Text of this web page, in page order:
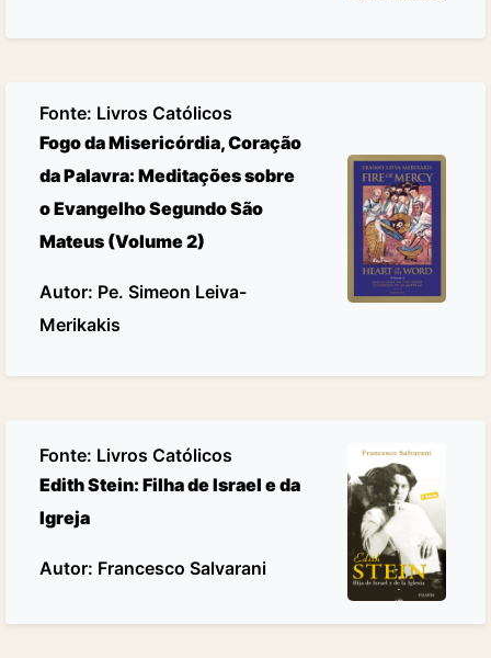
Fonte: Livros Católicos
Fogo da Misericórdia, Coração
da Palavra: Meditações sobre
o Evangelho Segundo São
Mateus (Volume 2)
Autor: Pe. Simeon Leiva-
Merikakis
Fonte: Livros Católicos
Edith Stein: Filha de Israel e da
Igreja
Autor: Francesco Salvarani